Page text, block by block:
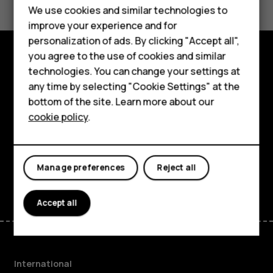
Feature phones
Phones for kids
Accessories
HMD Terra M
For business
Tablets
Yes No
Explore
About
Planet and people
FacebookInstagram
TiktokYoutubeLinkedinDiscord
International
We use cookies and similar technologies to
improve your experience and for
personalization of ads. By clicking "Accept all",
you agree to the use of cookies and similar
technologies. You can change your settings at
any time by selecting "Cookie Settings" at the
bottom of the site. Learn more about our
cookie policy.
Reject all
Manage preferences
Accept all